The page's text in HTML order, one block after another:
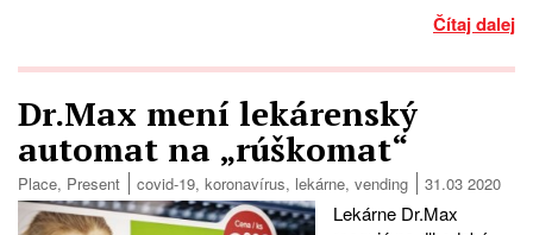
Čítaj dalej
Dr.Max mení lekárenský
automat na „rúškomat“
Place, Present covid-19, koronavírus, lekárne, vending 31.03 2020
Lekárne Dr.Max